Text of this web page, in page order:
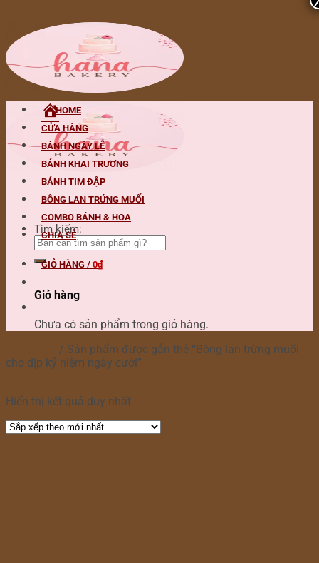
Tìm kiếm:
HOME
CỬA HÀNG
BÁNH NGÀY LỄ
BÁNH KHAI TRƯƠNG
BÁNH TIM ĐẬP
BÔNG LAN TRỨNG MUỐI
COMBO BÁNH & HOA
CHIA SẺ
GIỎ HÀNG / 0₫
Giỏ hàng
Chưa có sản phẩm trong giỏ hàng.
/ Sản phẩm được gắn thẻ “Bông lan trứng muối
cho dịp kỷ niệm ngày cưới”
Hiển thị kết quả duy nhất